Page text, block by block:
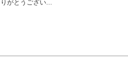
りがとうござい...